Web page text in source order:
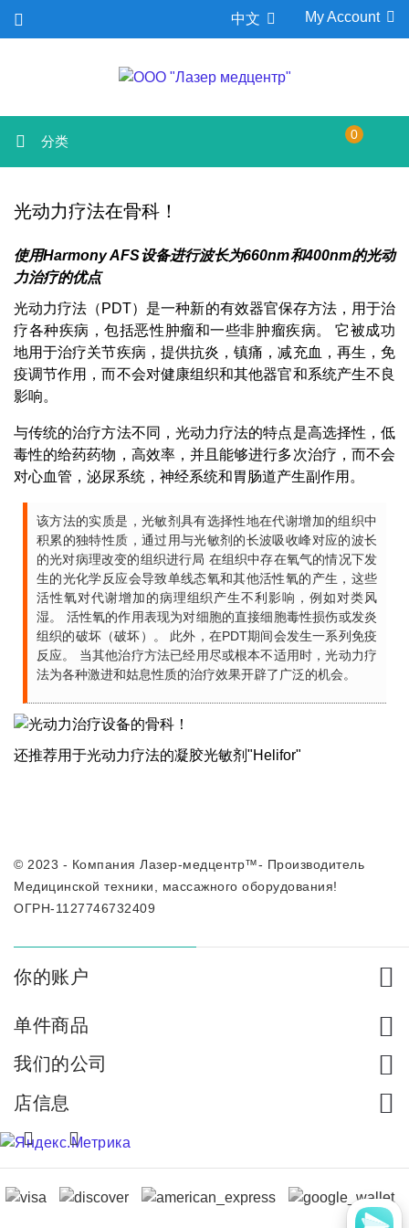
中文 My Account
0
分类
光动力疗法在骨科！
使用Harmony AFS设备进行波长为660nm和400nm的光动
力治疗的优点
光动力疗法（PDT）是一种新的有效器官保存方法，用于治
疗各种疾病，包括恶性肿瘤和一些非肿瘤疾病。 它被成功
地用于治疗关节疾病，提供抗炎，镇痛，减充血，再生，免
疫调节作用，而不会对健康组织和其他器官和系统产生不良
影响。
与传统的治疗方法不同，光动力疗法的特点是高选择性，低
毒性的给药药物，高效率，并且能够进行多次治疗，而不会
对心血管，泌尿系统，神经系统和胃肠道产生副作用。
该方法的实质是，光敏剂具有选择性地在代谢增加的组织中
积累的独特性质，通过用与光敏剂的长波吸收峰对应的波长
的光对病理改变的组织进行局 在组织中存在氧气的情况下发
生的光化学反应会导致单线态氧和其他活性氧的产生，这些
活性氧对代谢增加的病理组织产生不利影响，例如对类风
湿。 活性氧的作用表现为对细胞的直接细胞毒性损伤或发炎
组织的破坏（破坏）。 此外，在PDT期间会发生一系列免疫
反应。 当其他治疗方法已经用尽或根本不适用时，光动力疗
法为各种激进和姑息性质的治疗效果开辟了广泛的机会。
还推荐用于光动力疗法的凝胶光敏剂"Helifor"
© 2023 - Компания Лазер-медцентр™- Производитель
Медицинской техники, массажного оборудования!
ОГРН-1127746732409
你的账户
单件商品
我们的公司
店信息